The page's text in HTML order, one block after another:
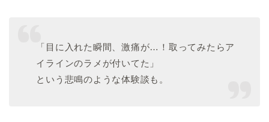
「目に入れた瞬間、激痛が…！取ってみたらア
イラインのラメが付いてた」
という悲鳴のような体験談も。